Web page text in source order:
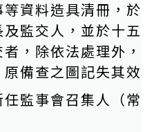
資料造具清冊，於
監交人，並於十五
，除依法處理外，
備查之圖記失其效
監事會召集人（常